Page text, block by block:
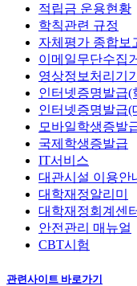
적립금 운용현황
학칙관련 규정
자체평가 종합보
이메일무단수집
영상정보처리기
인터넷증명발급(
인터넷증명발급(
모바일학생증발
국제학생증발급
IT서비스
대관시설 이용안
대학재정알리미
대학재정회계센
안전관리 매뉴얼
CBT시험
관련사이트 바로가기